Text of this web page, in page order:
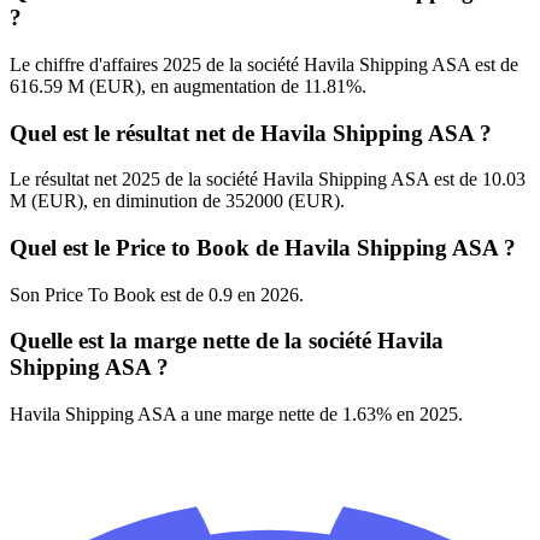
?
Le chiffre d'affaires 2025 de la société Havila Shipping ASA est de
616.59 M (EUR), en augmentation de 11.81%.
Quel est le résultat net de Havila Shipping ASA ?
Le résultat net 2025 de la société Havila Shipping ASA est de 10.03
M (EUR), en diminution de 352000 (EUR).
Quel est le Price to Book de Havila Shipping ASA ?
Son Price To Book est de 0.9 en 2026.
Quelle est la marge nette de la société Havila
Shipping ASA ?
Havila Shipping ASA a une marge nette de 1.63% en 2025.